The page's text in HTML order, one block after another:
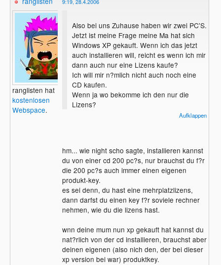
ranglisten hat
kostenlosen
Webspace.
9:19, 28.4.2006
Also bei uns Zuhause haben wir zwei PC'S.
Jetzt ist meine Frage meine Ma hat sich
Windows XP gekauft. Wenn ich das jetzt
auch installieren will, reicht es wenn ich mir
dann auch nur eine Lizens kaufe?
Ich will mir n?mlich nicht auch noch eine
CD kaufen.
Wenn ja wo bekomme ich den nur die
Lizens?
Aufklappen
hm... wie night scho sagte, installieren kannst
du von einer cd 200 pc?s, nur brauchst du f?r
die 200 pc?s auch immer einen eigenen
produkt-key.
es sei denn, du hast eine mehrplatzlizens,
dann darfst du einen key f?r soviele rechner
nehmen, wie du die lizens hast.
wnn deine mum nun xp gekauft hat kannst du
nat?rlich von der cd installieren, brauchst aber
deinen eigenen (also nich den, der bei dieser
xp version bei war) produktkey.